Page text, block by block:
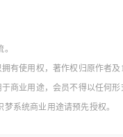
有使用权，著作权归原作者及
商业用途，会员不得以任何
系统商业用途请预先授权。